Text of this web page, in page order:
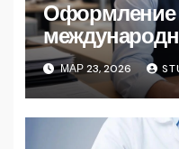
Оформление
МАР 23, 2026